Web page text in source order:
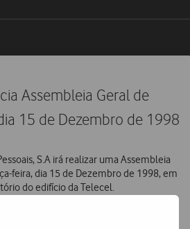
Assembleia Geral de
15 de Dezembro de 1998
S.A irá realizar uma Assembleia
feira, dia 15 de Dezembro de 1998, em
do edifício da Telecel.